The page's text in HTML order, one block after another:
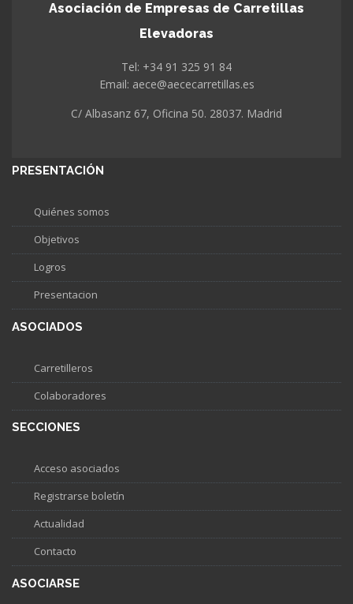
Asociación de Empresas de Carretillas
Elevadoras
Tel: +34 91 325 91 84
Email: aece@aececarretillas.es
C/ Albasanz 67, Oficina 50. 28037. Madrid
PRESENTACIÓN
Quiénes somos
Objetivos
Logros
Presentacion
ASOCIADOS
Carretilleros
Colaboradores
SECCIONES
Acceso asociados
Registrarse boletín
Actualidad
Contacto
ASOCIARSE